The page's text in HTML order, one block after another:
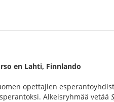
en Lahti, Finnlando
opettajien
Alkeisryhmää vetää